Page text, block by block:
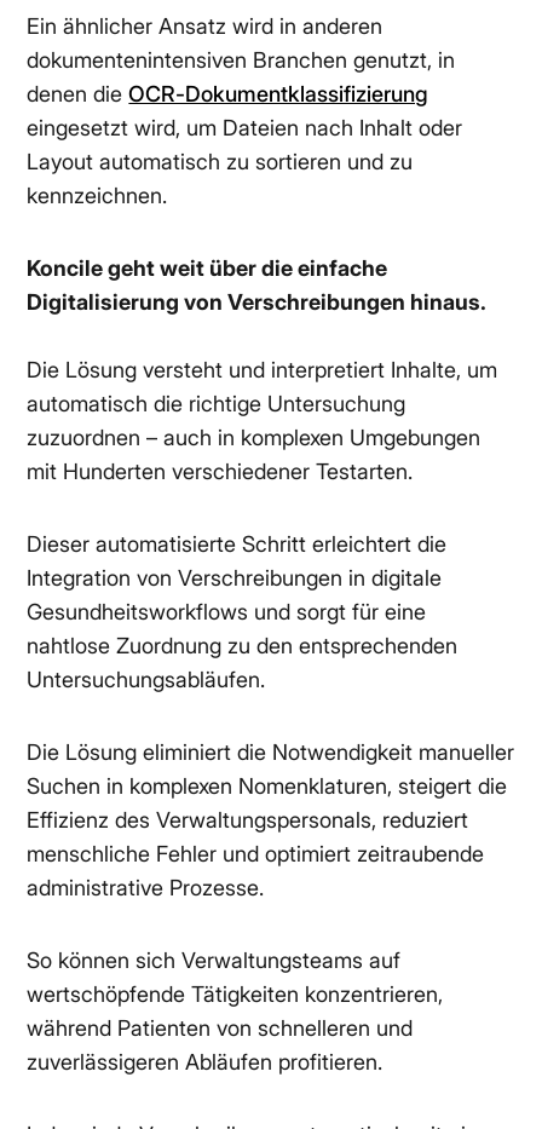
Ein ähnlicher Ansatz wird in anderen
dokumentenintensiven Branchen genutzt, in
denen dieOCR-Dokumentklassifizierung
eingesetzt wird, um Dateien nach Inhalt oder
Layout automatisch zu sortieren und zu
kennzeichnen.
Koncile geht weit über die einfache
Digitalisierung von Verschreibungen hinaus.
Die Lösung versteht und interpretiert Inhalte, um
automatisch die richtige Untersuchung
zuzuordnen – auch in komplexen Umgebungen
mit Hunderten verschiedener Testarten.
Dieser automatisierte Schritt erleichtert die
Integration von Verschreibungen in digitale
Gesundheitsworkflows und sorgt für eine
nahtlose Zuordnung zu den entsprechenden
Untersuchungsabläufen.
Die Lösung eliminiert die Notwendigkeit manueller
Suchen in komplexen Nomenklaturen, steigert die
Effizienz des Verwaltungspersonals, reduziert
menschliche Fehler und optimiert zeitraubende
administrative Prozesse.
So können sich Verwaltungsteams auf
wertschöpfende Tätigkeiten konzentrieren,
während Patienten von schnelleren und
zuverlässigeren Abläufen profitieren.